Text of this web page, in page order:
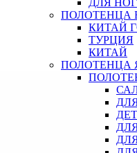
ДЛЯ НОГ
ПОЛОТЕНЦА
КИТАЙ
ТУРЦИЯ
КИТАЙ
ПОЛОТЕНЦА